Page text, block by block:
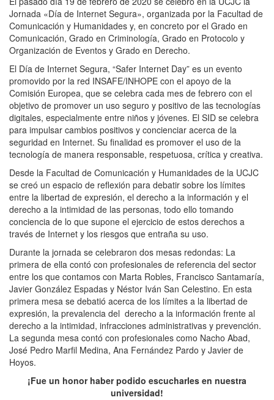
Jornada «Día de Internet Segura», organizada por la Facultad de
Comunicación y Humanidades y, en concreto por el Grado en
Comunicación, Grado en Criminología, Grado en Protocolo y
Organización de Eventos y Grado en Derecho.
El Día de Internet Segura, “Safer Internet Day” es un evento
promovido por la red INSAFE/INHOPE con el apoyo de la
Comisión Europea, que se celebra cada mes de febrero con el
objetivo de promover un uso seguro y positivo de las tecnologías
digitales, especialmente entre niños y jóvenes. El SID se celebra
para impulsar cambios positivos y concienciar acerca de la
seguridad en Internet. Su finalidad es promover el uso de la
tecnología de manera responsable, respetuosa, crítica y creativa.
Desde la Facultad de Comunicación y Humanidades de la UCJC
se creó un espacio de reflexión para debatir sobre los límites
entre la libertad de expresión, el derecho a la información y el
derecho a la intimidad de las personas, todo ello tomando
conciencia de lo que supone el ejercicio de estos derechos a
través de Internet y los riesgos que entraña su uso.
Durante la jornada se celebraron dos mesas redondas: La
primera de ella contó con profesionales de referencia del sector
entre los que contamos con Marta Robles, Francisco Santamaría,
Javier González Espadas y Néstor Iván San Celestino. En esta
primera mesa se debatió acerca de los límites a la libertad de
expresión, la prevalencia del derecho a la información frente al
derecho a la intimidad, infracciones administrativas y prevención.
La segunda mesa contó con profesionales como Nacho Abad,
José Pedro Marfil Medina, Ana Fernández Pardo y Javier de
Hoyos.
¡Fue un honor haber podido escucharles en nuestra
universidad!